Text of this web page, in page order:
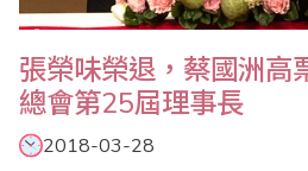
張榮味榮退，蔡國洲高
總會第25屆理事長
2018-03-28